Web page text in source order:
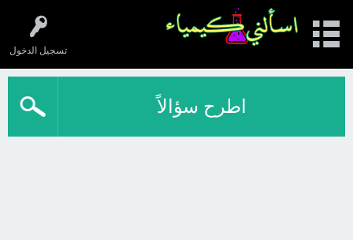
تسجيل الدخول
اطرح سؤالاً